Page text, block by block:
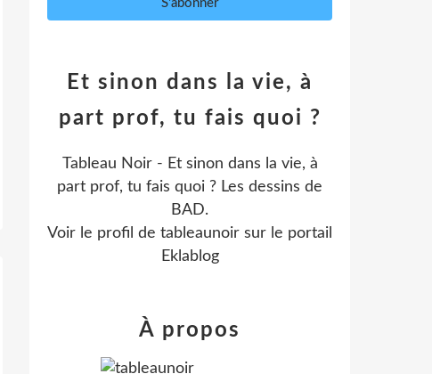
Et sinon dans la vie, à
part prof, tu fais quoi ?
Tableau Noir - Et sinon dans la vie, à
part prof, tu fais quoi ? Les dessins de
BAD.
Voir le profil de tableaunoir sur le portail
Eklablog
À propos